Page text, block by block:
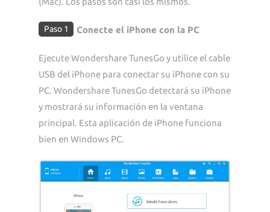
Paso 1 Conecte el iPhone con la PC
Ejecute Wondershare TunesGo y utilice el cable
USB del iPhone para conectar su iPhone con su
PC. Wondershare TunesGo detectará su iPhone
y mostrará su información en la ventana
principal. Esta aplicación de iPhone funciona
bien en Windows PC.